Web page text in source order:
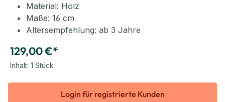
Material: Holz
Maße: 16 cm
Altersempfehlung: ab 3 Jahre
129,00 €*
Inhalt: 1 Stück
Login für registrierte Kunden